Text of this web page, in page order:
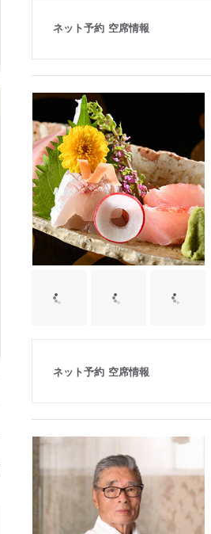
ネット予約 空席情報
ネット予約 空席情報